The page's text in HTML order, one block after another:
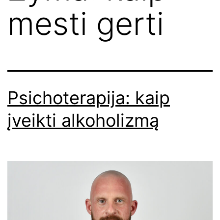
mesti gerti
Psichoterapija: kaip
įveikti alkoholizmą